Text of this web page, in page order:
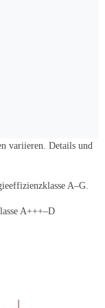
variieren. Details und
A–G.
A+++–D